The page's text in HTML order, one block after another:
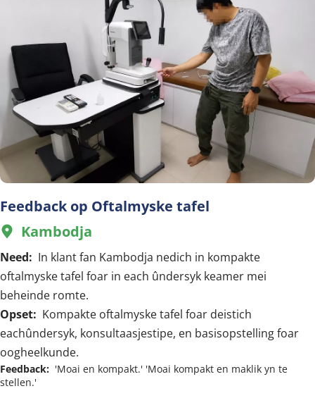
Feedback op Oftalmyske tafel
 Kambodja
Need: In klant fan Kambodja nedich in kompakte
oftalmyske tafel foar in each ûndersyk keamer mei
beheinde romte.
Opset: Kompakte oftalmyske tafel foar deistich
eachûndersyk, konsultaasjestipe, en basisopstelling foar
oogheelkunde.
Feedback: 'Moai en kompakt.' 'Moai kompakt en maklik yn te
stellen.'